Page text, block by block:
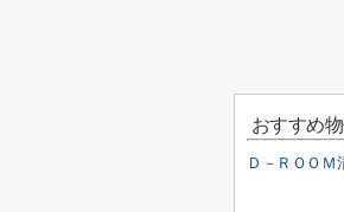
おすすめ
Ｄ－ＲＯＯＭ